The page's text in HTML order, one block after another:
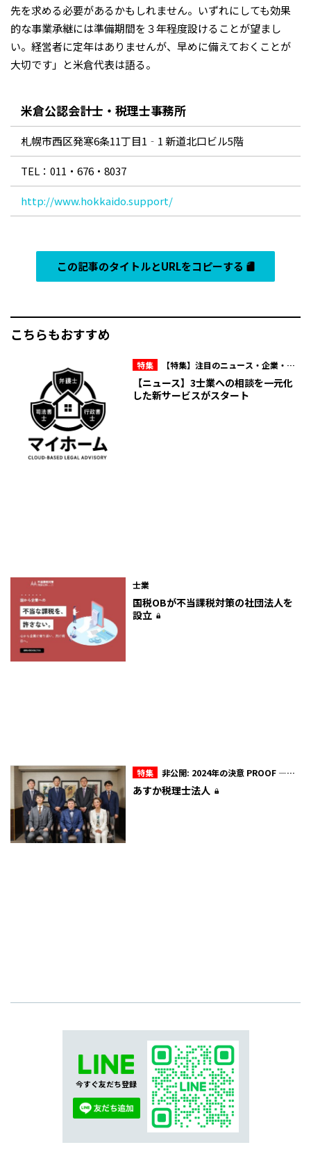
先を求める必要があるかもしれません。いずれにしても効果
的な事業承継には準備期間を３年程度設けることが望まし
い。経営者に定年はありませんが、早めに備えておくことが
大切です」と米倉代表は語る。
米倉公認会計士・税理士事務所
札幌市西区発寒6条11丁目1‐1 新道北口ビル5階
TEL：011・676・8037
http://www.hokkaido.support/
この記事のタイトルとURLをコピーする
こちらもおすすめ
特集
【特集】注目のニュース・企業・人
物【ニュース】3士業への相談を一元化
した新サービスがスタート
士業
国税OBが不当課税対策の社団法人を
設立
特集
非公開: 2024年の決意 PROOF ―証
明―
あすか税理士法人
今すぐ友だち登録